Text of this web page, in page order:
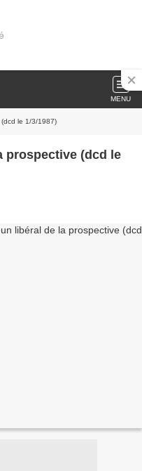
MENU
le 1/3/1987)
prospective (dcd le